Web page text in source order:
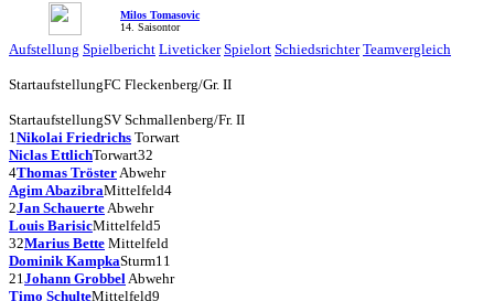
Milos Tomasovic
14. Saisontor
Aufstellung Spielbericht Liveticker Spielort Schiedsrichter Teamvergleich
StartaufstellungFC Fleckenberg/Gr. II
StartaufstellungSV Schmallenberg/Fr. II
1Nikolai Friedrichs Torwart
Niclas EttlichTorwart32
4Thomas TrösterAbwehr
Agim AbazibraMittelfeld4
2Jan SchauerteAbwehr
Louis BarisicMittelfeld5
32Marius Bette Mittelfeld
Dominik KampkaSturm11
21Johann GrobbelAbwehr
Timo SchulteMittelfeld9